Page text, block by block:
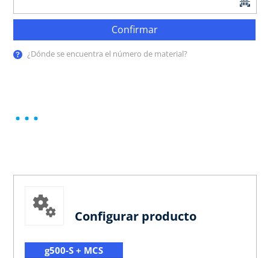
Confirmar
¿Dónde se encuentra el número de material?
Configurar producto
g500-S + MCS